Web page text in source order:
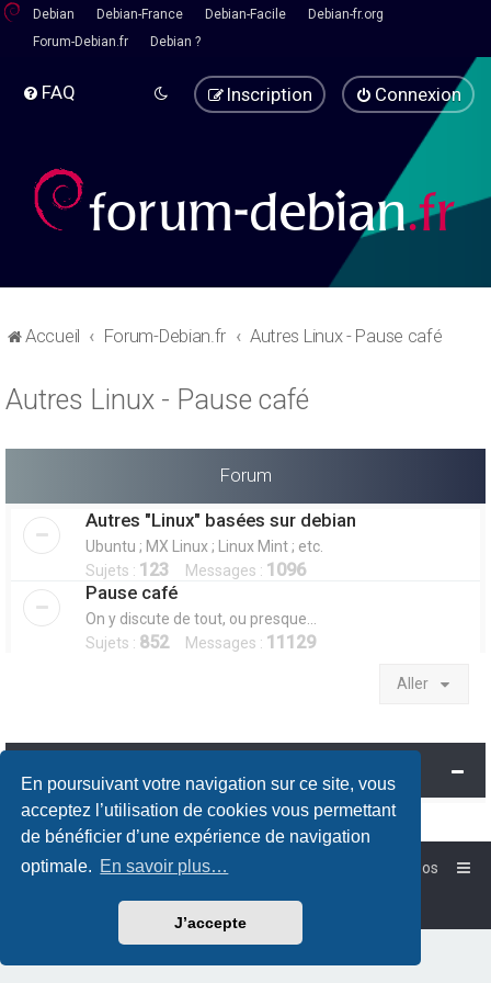
En poursuivant votre navigation sur ce site, vous
acceptez l’utilisation de cookies vous permettant
de bénéficier d’une expérience de navigation
optimale. En savoir plus…
J’accepte
Debian Debian-France Debian-Facile
Debian-fr.org
Forum-Debian.fr
Debian ?
FAQ Connexion
Inscription
Accueil Forum-Debian.fr Autres Linux - Pause café
Autres Linux - Pause café
Forum
Autres "Linux" basées sur debian
Ubuntu ; MX Linux ; Linux Mint ; etc.
Sujets : 123 Messages : 1096
Pause café
On y discute de tout, ou presque...
Sujets : 852Messages : 11129
Aller
Accueil Forum-Debian.fr
À propos
Traduction française officielle